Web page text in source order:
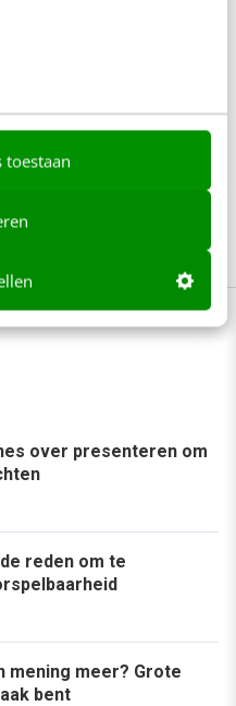
toestaanexperience. Altijd
in je werk. Voor slechts
over presenteren om
reden om te
mening meer? Grote
bent